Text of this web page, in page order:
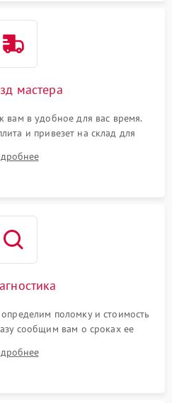
мастера
вам в удобное для вас время.
и привезет на склад для
поломку и стоимость
сообщим вам о сроках ее